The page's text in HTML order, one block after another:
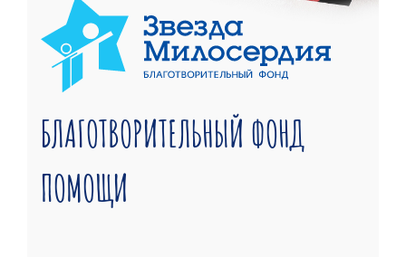
БЛАГОТВОРИТЕЛЬНЫЙ ФОНД
ПОМОЩИ